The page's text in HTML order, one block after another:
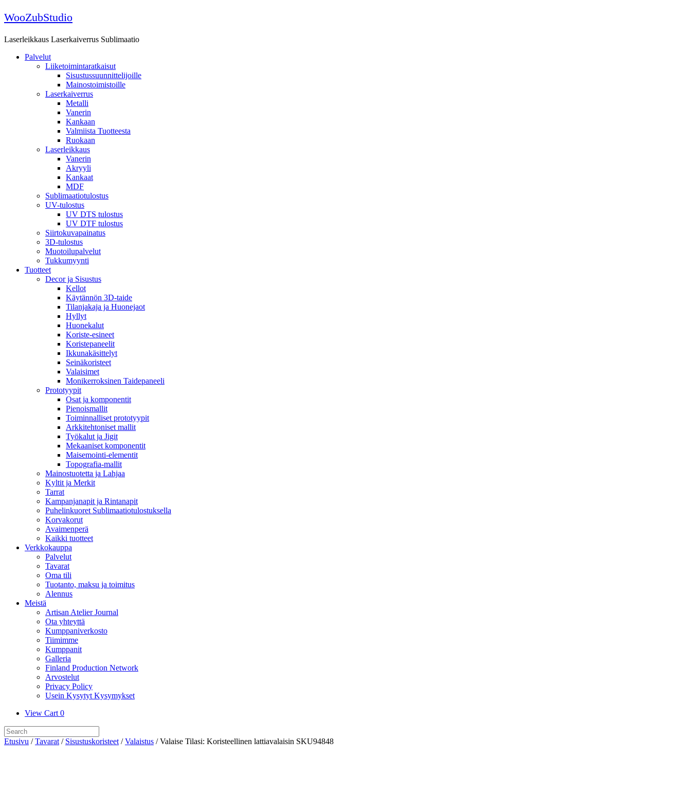
Skip
to
WooZubStudio
Laserleikkaus Laserkaiverrus Sublimaatio
Palvelut
Liiketoimintaratkaisut
Sisustussuunnittelijoille
Mainostoimistoille
Laserkaiverrus
Metalli
Vanerin
Kankaan
Valmiista Tuotteesta
Ruokaan
Laserleikkaus
Vanerin
Akryyli
Kankaat
MDF
Sublimaatiotulostus
UV-tulostus
UV DTS tulostus
UV DTF tulostus
Siirtokuvapainatus
3D-tulostus
Muotoilupalvelut
Tukkumyynti
Tuotteet
Decor ja Sisustus
Kellot
Käytännön 3D-taide
Tilanjakaja ja Huonejaot
Hyllyt
Huonekalut
Koriste-esineet
Koristepaneelit
Ikkunakäsittelyt
Seinäkoristeet
Valaisimet
Monikerroksinen Taidepaneeli
Prototyypit
Osat ja komponentit
Pienoismallit
Toiminnalliset prototyypit
Arkkitehtoniset mallit
Työkalut ja Jigit
Mekaaniset komponentit
Maisemointi-elementit
Topografia-mallit
Mainostuotetta ja Lahjaa
Kyltit ja Merkit
Tarrat
Kampanjanapit ja Rintanapit
Puhelinkuoret Sublimaatiotulostuksella
Korvakorut
Avaimenperä
Kaikki tuotteet
Verkkokauppa
Palvelut
Tavarat
Oma tili
Tuotanto, maksu ja toimitus
Alennus
Meistä
Artisan Atelier Journal
Ota yhteyttä
Kumppaniverkosto
Tiimimme
Kumppanit
Galleria
Finland Production Network
Arvostelut
Privacy Policy
Usein Kysytyt Kysymykset
View
cart
View Cart 0
Search
for:
Etusivu /Tavarat / Sisustuskoristeet /Valaistus / Valaise Tilasi: Koristeellinen lattiavalaisin SKU94848